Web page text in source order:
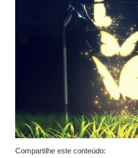
Compartilhe este conteúdo: